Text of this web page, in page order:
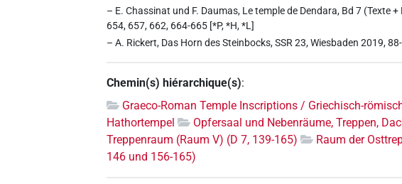
– E. Chassinat und F. Daumas, Le temple de Dendara, Bd 7 (Texte
654, 657, 662, 664-665 [*P, *H, *L]
– A. Rickert, Das Horn des Steinbocks, SSR 23, Wiesbaden 2019,
Chemin(s) hiérarchique(s):
Graeco-Roman Temple Inscriptions / Griechisch-
Hathortempel
Opfersaal und Nebenräume, Treppen,
Treppenraum (Raum V) (D 7, 139-165)
Raum der
146 und 156-165)